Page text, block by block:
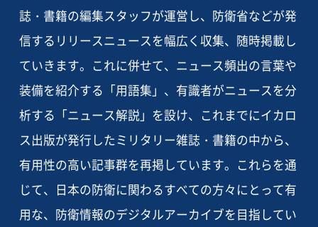
誌・書籍の編集スタッフが運営し、防衛省などが発
信するリリースニュースを幅広く収集、随時掲載し
ていきます。これに併せて、ニュース頻出の言葉や
装備を紹介する「用語集」、有識者がニュースを分
析する「ニュース解説」を設け、これまでにイカロ
ス出版が発行したミリタリー雑誌・書籍の中から、
有用性の高い記事群を再掲しています。これらを通
じて、日本の防衛に関わるすべての方々にとって有
用な、防衛情報のデジタルアーカイブを目指してい